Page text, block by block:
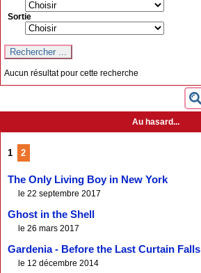
Sortie
Aucun résultat pour cette recherche
Au hasard...
1 2
The Only Living Boy in New York
le 22 septembre 2017
Ghost in the Shell
le 26 mars 2017
Gardenia - Before the Last Curtain Falls
le 12 décembre 2014